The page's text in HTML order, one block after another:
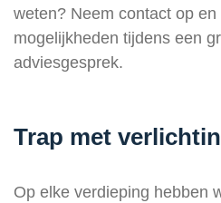
weten? Neem contact op
mogelijkheden tijdens een
adviesgesprek.
Trap met
Op elke verdieping hebben